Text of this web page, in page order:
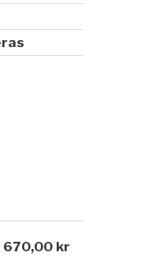
670,00 kr